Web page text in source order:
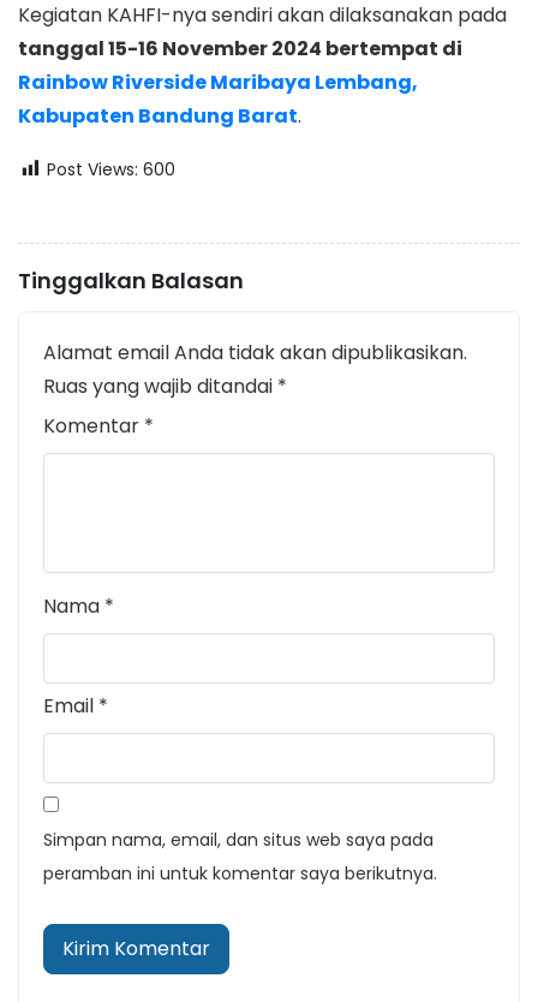
Kegiatan KAHFI-nya sendiri akan dilaksanakan pada
tanggal 15-16 November 2024 bertempat di
Rainbow Riverside Maribaya Lembang,
Kabupaten Bandung Barat.
Post Views: 600
Tinggalkan Balasan
Alamat email Anda tidak akan dipublikasikan.
Ruas yang wajib ditandai *
Komentar *
Nama *
Email *
Simpan nama, email, dan situs web saya pada
peramban ini untuk komentar saya berikutnya.